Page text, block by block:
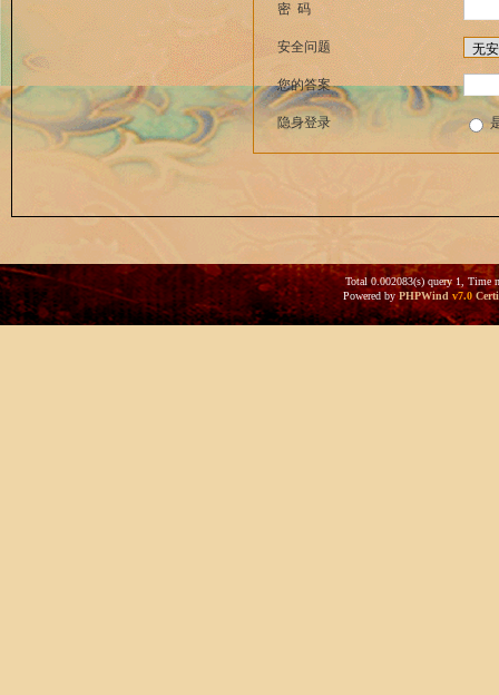
密 码
安全问题
您的答案
隐身登录
Total 0.002083(s) query 1, Time
Powered byPHPWind v7.0